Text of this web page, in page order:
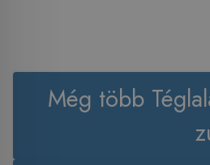
Még több